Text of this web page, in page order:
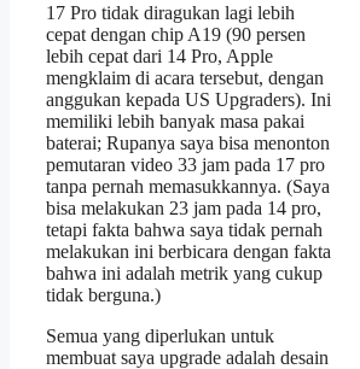
17 Pro tidak diragukan lagi lebih
cepat dengan chip A19 (90 persen
lebih cepat dari 14 Pro, Apple
mengklaim di acara tersebut, dengan
anggukan kepada US Upgraders). Ini
memiliki lebih banyak masa pakai
baterai; Rupanya saya bisa menonton
pemutaran video 33 jam pada 17 pro
tanpa pernah memasukkannya. (Saya
bisa melakukan 23 jam pada 14 pro,
tetapi fakta bahwa saya tidak pernah
melakukan ini berbicara dengan fakta
bahwa ini adalah metrik yang cukup
tidak berguna.)
Semua yang diperlukan untuk
membuat saya upgrade adalah desain